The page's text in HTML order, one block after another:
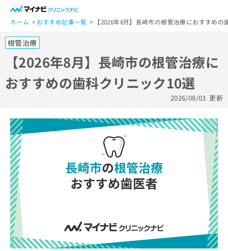
ホーム おすすめ記事一覧 【2026年8月】長崎市の根管治療におすすめの
根管治療
【2026年8月】長崎市の根管治療に
おすすめの歯科クリニック10選
2026/08/03 更新
一
般
ー
ザ
ー
の
方
ち
ら
マ
イ
ナ
ビ
ク
リ
ニ
ッ
ク
医
療
関
係
者
の
方
は
こ